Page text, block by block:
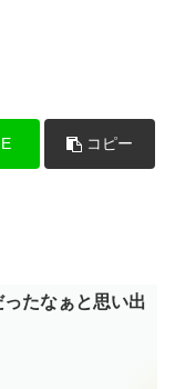
コピー
たなぁと思い出